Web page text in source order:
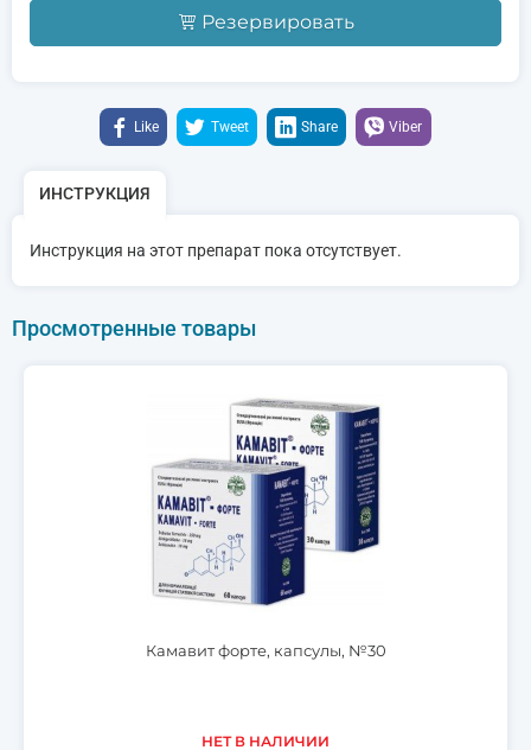
Резервировать
Like Tweet Share Viber
ИНСТРУКЦИЯ
Инструкция на этот препарат пока отсутствует.
Просмотренные товары
Камавит форте, капсулы, №30
НЕТ В НАЛИЧИИ